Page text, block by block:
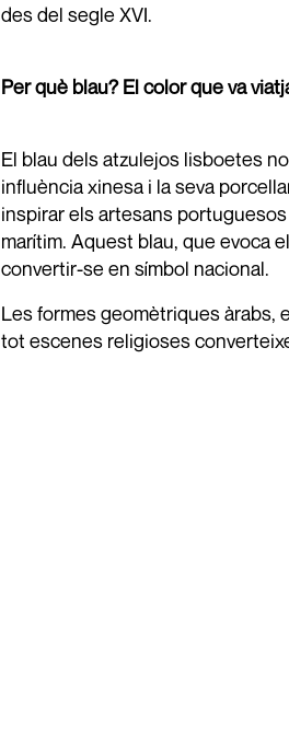
des del segle XVI.
Per què blau? El color que va
El blau dels atzulejos lisboetes
influència xinesa i la seva
inspirar els artesans
marítim. Aquest blau, que evoca
convertir-se en símbol nacional.
Les formes geomètriques àrabs,
tot escenes religioses